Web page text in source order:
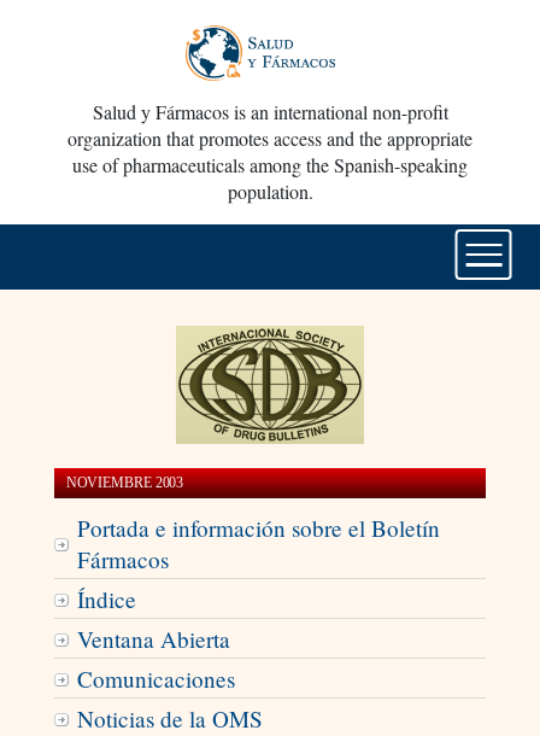
Salud y Fármacos is an international non-profit
organization that promotes access and the appropriate
use of pharmaceuticals among the Spanish-speaking
population.
NOVIEMBRE 2003
Portada e información sobre el Boletín
Fármacos
Índice
Ventana Abierta
Comunicaciones
Noticias de la OMS